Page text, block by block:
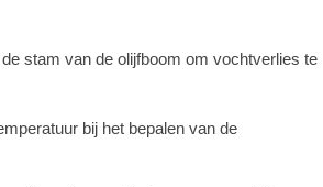
stam van de olijfboom om vochtverlies te
bij het bepalen van de